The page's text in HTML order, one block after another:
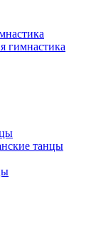
гимнастика
танцы